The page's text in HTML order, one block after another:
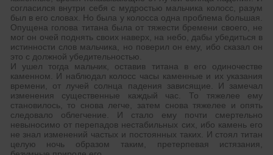
согласился внутри себя с мудростью мальчика колосс, разум
был в его словах. Но была у колосса одна проблема большая.
Опущена голова титана была от тяжести бремени своего, не
мог он очей поднять своих наверх, на небо, дабы убедиться в
истинности слов мальчика, но поверил он ему, ибо сказал он
это с должной убедительностью.
И ушел тогда мальчик, оставив титана в его одиночестве
каменном. И наблюдал колосс часы каменные и их указания
времени, от лучей солнца падения зависящие. И замечал
изменения существенные каждый час. То тяжелее ему
становилось, то снова легче, затем снова тяжелее и опять
следовало облегчение. И стало ему почти смертельно
невыносимо от перепадов нестабильных сих, ибо камень его
не знал изменений частых и постоянных таких. И стоял титан
целую ночь образом таким, претерпевая истязания,